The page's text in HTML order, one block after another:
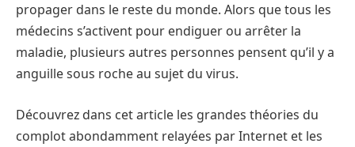
propager dans le reste du monde. Alors que tous les
médecins s’activent pour endiguer ou arrêter la
maladie, plusieurs autres personnes pensent qu’il y a
anguille sous roche au sujet du virus.
Découvrez dans cet article les grandes théories du
complot abondamment relayées par Internet et les